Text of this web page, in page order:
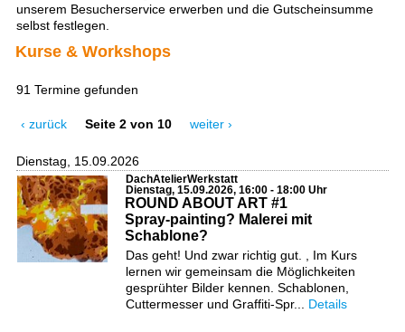
unserem Besucherservice erwerben und die Gutscheinsumme
selbst festlegen.
Kurse & Workshops
91 Termine gefunden
‹ zurück Seite 2 von 10 weiter ›
Dienstag, 15.09.2026
DachAtelierWerkstatt
Dienstag, 15.09.2026, 16:00 - 18:00 Uhr
ROUND ABOUT ART #1
Spray-painting? Malerei mit
Schablone?
Das geht! Und zwar richtig gut. , Im Kurs
lernen wir gemeinsam die Möglichkeiten
gesprühter Bilder kennen. Schablonen,
Cuttermesser und Graffiti-Spr... Details